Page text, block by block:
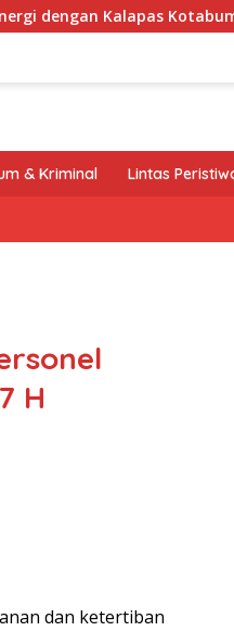
Kotabumi, Bahas
& Kriminal Lintas
H
dan ketertiban